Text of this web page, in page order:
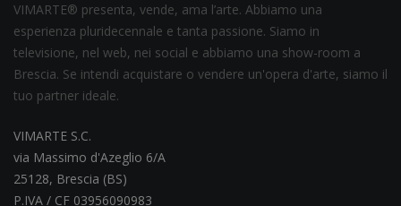
VIMARTE® presenta, vende, ama l’arte. Abbiamo una
esperienza pluridecennale e tanta passione. Siamo in
televisione, nel web, nei social e abbiamo una show-room a
Brescia. Se intendi acquistare o vendere un'opera d'arte, siamo il
tuo partner ideale.
VIMARTE S.C.
via Massimo d'Azeglio 6/A
25128, Brescia (BS)
P.IVA / CF 03956090983